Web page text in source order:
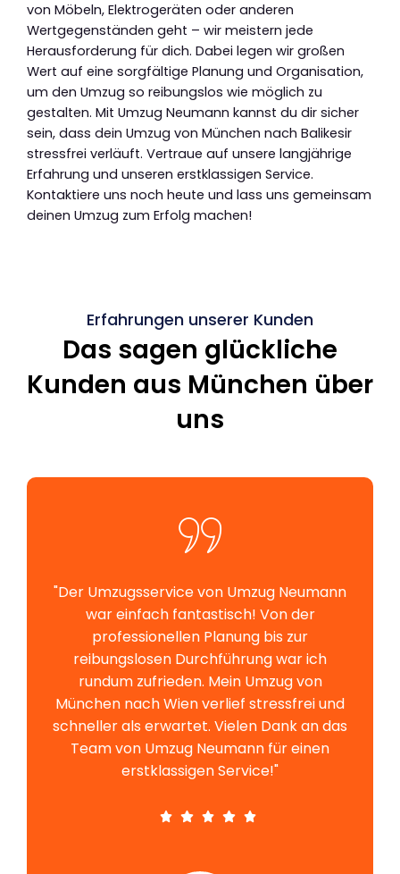
von Möbeln, Elektrogeräten oder anderen
Wertgegenständen geht – wir meistern jede
Herausforderung für dich. Dabei legen wir großen
Wert auf eine sorgfältige Planung und Organisation,
um den Umzug so reibungslos wie möglich zu
gestalten. Mit Umzug Neumann kannst du dir sicher
sein, dass dein Umzug von München nach Balikesir
stressfrei verläuft. Vertraue auf unsere langjährige
Erfahrung und unseren erstklassigen Service.
Kontaktiere uns noch heute und lass uns gemeinsam
deinen Umzug zum Erfolg machen!
Erfahrungen unserer Kunden
Das sagen glückliche
Kunden aus München über
uns
"Der Umzugsservice von Umzug Neumann
war einfach fantastisch! Von der
professionellen Planung bis zur
reibungslosen Durchführung war ich
rundum zufrieden. Mein Umzug von
München nach Wien verlief stressfrei und
schneller als erwartet. Vielen Dank an das
Team von Umzug Neumann für einen
erstklassigen Service!"